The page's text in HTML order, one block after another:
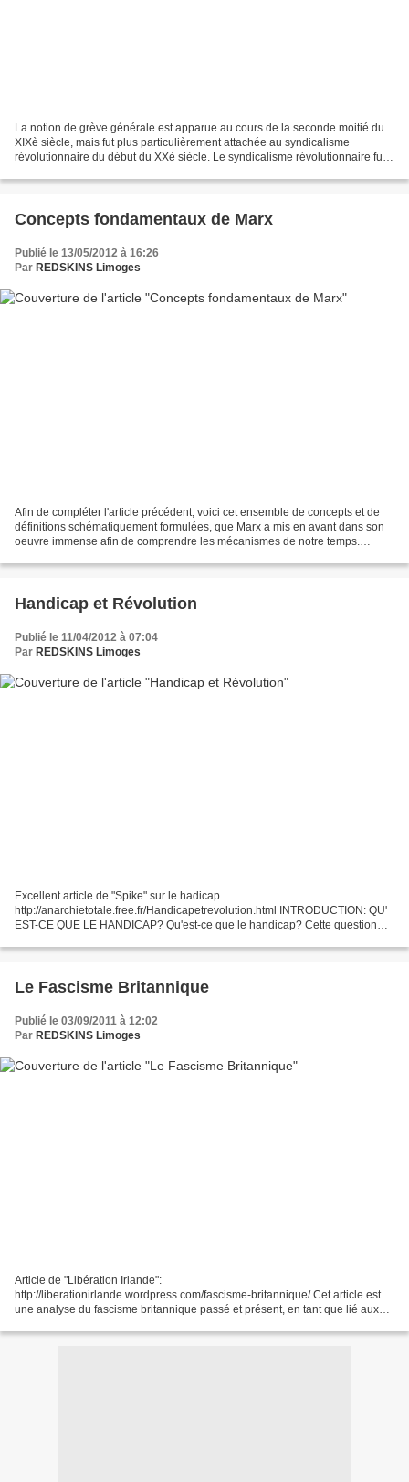
La notion de grève générale est apparue au cours de la seconde moitié du
XIXè siècle, mais fut plus particulièrement attachée au syndicalisme
révolutionnaire du début du XXè siècle. Le syndicalisme révolutionnaire fut
Concepts fondamentaux de Marx
Publié le 13/05/2012 à 16:26
Par REDSKINS Limoges
Afin de compléter l'article précédent, voici cet ensemble de concepts et de
définitions schématiquement formulées, que Marx a mis en avant dans son
oeuvre immense afin de comprendre les mécanismes de notre temps.
Handicap et Révolution
Publié le 11/04/2012 à 07:04
Par REDSKINS Limoges
Excellent article de "Spike" sur le hadicap
http://anarchietotale.free.fr/Handicapetrevolution.html INTRODUCTION: QU'
EST-CE QUE LE HANDICAP? Qu'est-ce que le handicap? Cette question
Le Fascisme Britannique
Publié le 03/09/2011 à 12:02
Par REDSKINS Limoges
Article de "Libération Irlande":
http://liberationirlande.wordpress.com/fascisme-britannique/ Cet article est
une analyse du fascisme britannique passé et présent, en tant que lié aux